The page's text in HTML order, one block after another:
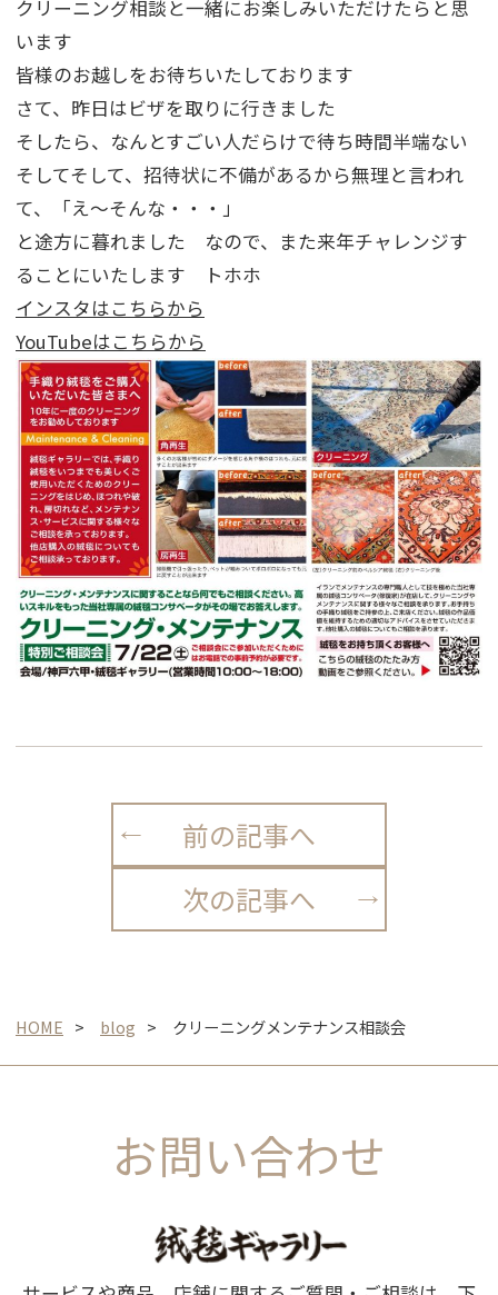
クリーニング相談と一緒にお楽しみいただけたらと思
います
皆様のお越しをお待ちいたしております
さて、昨日はビザを取りに行きました
そしたら、なんとすごい人だらけで待ち時間半端ない
そしてそして、招待状に不備があるから無理と言われ
て、「え～そんな・・・」
と途方に暮れました なので、また来年チャレンジす
ることにいたします トホホ
インスタはこちらから
YouTubeはこちらから
前の記事へ
次の記事へ
HOME blog クリーニングメンテナンス相談会
お問い合わせ